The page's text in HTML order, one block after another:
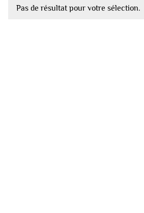
Pas de résultat pour votre sélection.